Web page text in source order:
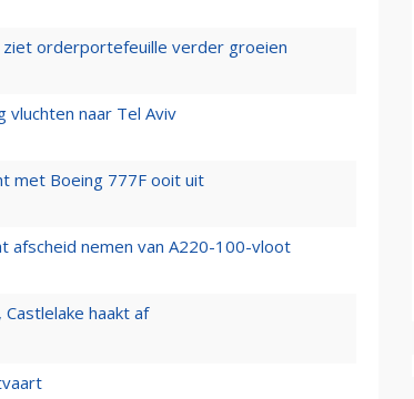
orderportefeuille verder groeien
vluchten naar Tel Aviv
met Boeing 777F ooit uit
afscheid nemen van A220-100-vloot
haakt af